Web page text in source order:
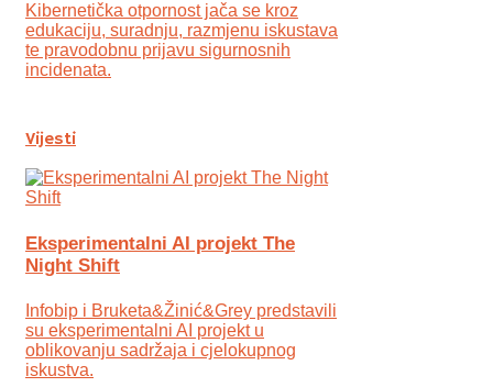
Kibernetička otpornost jača se kroz
edukaciju, suradnju, razmjenu iskustava
te pravodobnu prijavu sigurnosnih
incidenata.
Vijesti
Eksperimentalni AI projekt The
Night Shift
Infobip i Bruketa&Žinić&Grey predstavili
su eksperimentalni AI projekt u
oblikovanju sadržaja i cjelokupnog
iskustva.